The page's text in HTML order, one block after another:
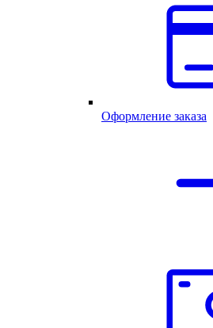
Оформление заказа